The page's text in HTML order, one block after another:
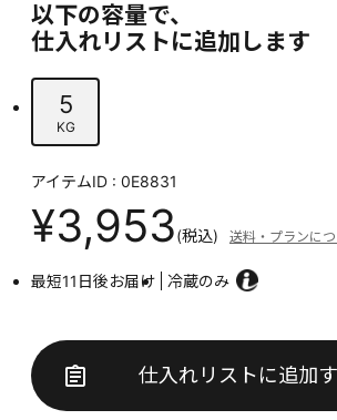
以下の容量で、
仕入れリストに追加します
5
KG
アイテムID : 0E8831
¥3,953(税込) 送料・プランに
最短11日後お届け 冷蔵のみ
仕入れリストに追加